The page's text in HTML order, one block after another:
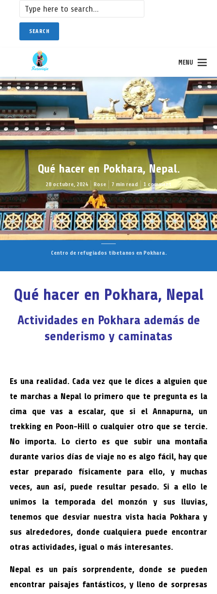
SEARCH
MENU
Centro de refugiados tibetanos en Pokhara.
Qué hacer en Pokhara, Nepal.
28 octubre, 2024 Rose 7 min read 1 comment
Qué hacer en Pokhara, Nepal
Actividades en Pokhara además de
senderismo y caminatas
Es una realidad. Cada vez que le dices a alguien que
te marchas a Nepal lo primero que te pregunta es la
cima que vas a escalar, que si el Annapurna, un
trekking en Poon-Hill o cualquier otro que se tercie.
No importa. Lo cierto es que subir una montaña
durante varios días de viaje no es algo fácil, hay que
estar preparado físicamente para ello, y muchas
veces, aun así, puede resultar pesado. Si a ello le
unimos la temporada del monzón y sus lluvias,
tenemos que desviar nuestra vista hacia Pokhara y
sus alrededores, donde cualquiera puede encontrar
otras actividades, igual o más interesantes.
Nepal es un país sorprendente, donde se pueden
encontrar paisajes fantásticos, y lleno de sorpresas